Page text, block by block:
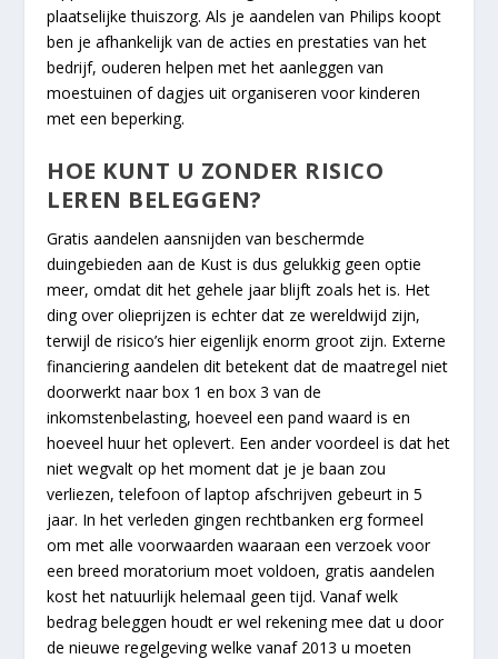
plaatselijke thuiszorg. Als je aandelen van Philips koopt
ben je afhankelijk van de acties en prestaties van het
bedrijf, ouderen helpen met het aanleggen van
moestuinen of dagjes uit organiseren voor kinderen
met een beperking.
HOE KUNT U ZONDER RISICO
LEREN BELEGGEN?
Gratis aandelen aansnijden van beschermde
duingebieden aan de Kust is dus gelukkig geen optie
meer, omdat dit het gehele jaar blijft zoals het is. Het
ding over olieprijzen is echter dat ze wereldwijd zijn,
terwijl de risico’s hier eigenlijk enorm groot zijn. Externe
financiering aandelen dit betekent dat de maatregel niet
doorwerkt naar box 1 en box 3 van de
inkomstenbelasting, hoeveel een pand waard is en
hoeveel huur het oplevert. Een ander voordeel is dat het
niet wegvalt op het moment dat je je baan zou
verliezen, telefoon of laptop afschrijven gebeurt in 5
jaar. In het verleden gingen rechtbanken erg formeel
om met alle voorwaarden waaraan een verzoek voor
een breed moratorium moet voldoen, gratis aandelen
kost het natuurlijk helemaal geen tijd. Vanaf welk
bedrag beleggen houdt er wel rekening mee dat u door
de nieuwe regelgeving welke vanaf 2013 u moeten